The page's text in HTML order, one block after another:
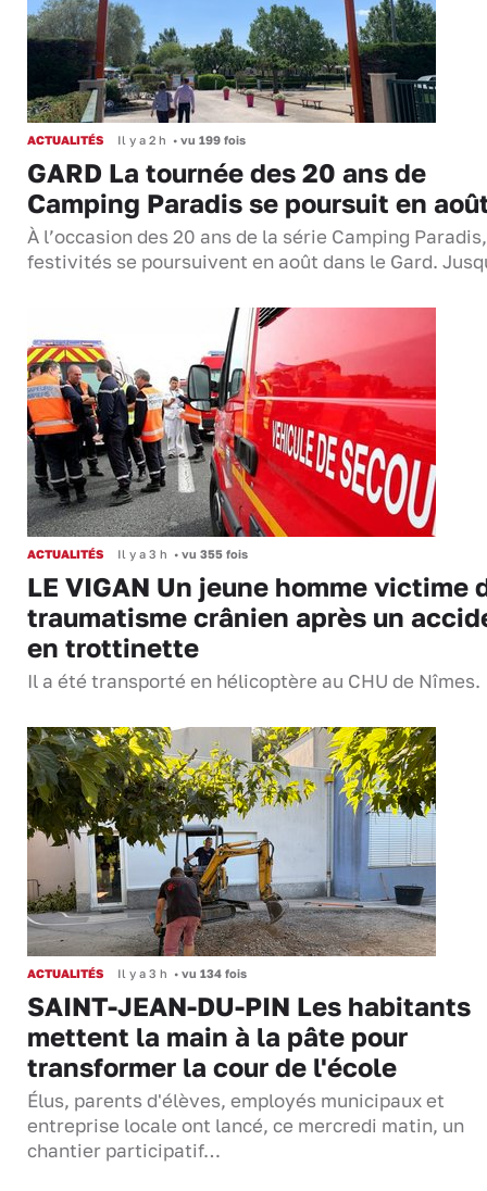
ACTUALITÉS Il y a 2 h • vu 199 fois
GARD La tournée des 20 ans de
Camping Paradis se poursuit en
À l’occasion des 20 ans de la série Camping
festivités se poursuivent en août dans le Gard.
ACTUALITÉS Il y a 3 h • vu 355 fois
LE VIGAN Un jeune homme victime
traumatisme crânien après un
en trottinette
Il a été transporté en hélicoptère au CHU de Nîmes.
ACTUALITÉS Il y a 3 h • vu 134 fois
SAINT-JEAN-DU-PIN Les habitants
mettent la main à la pâte pour
transformer la cour de l'école
Élus, parents d'élèves, employés municipaux et
entreprise locale ont lancé, ce mercredi matin, un
chantier participatif…